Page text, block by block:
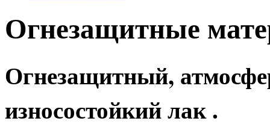
Огнезащитные
Огнезащитный,
износостойкий лак .